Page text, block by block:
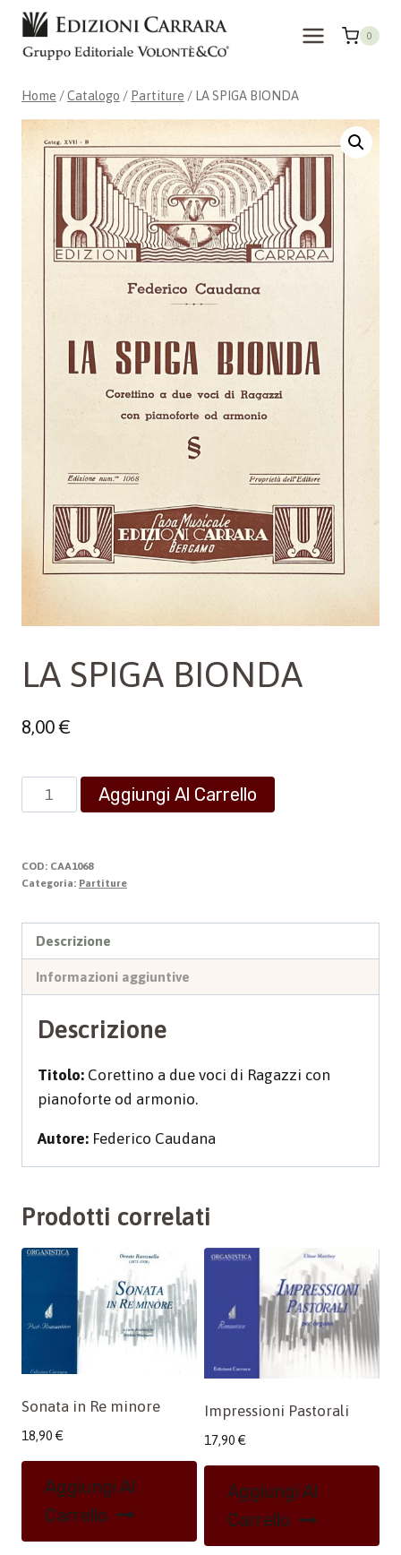
Salta
contenuto
0
Home /Catalogo / Partiture / LA SPIGA BIONDA
LA SPIGA BIONDA
8,00€
SPIGA
quantità
Aggiungi Al Carrello
COD: CAA1068
Categoria: Partiture
Descrizione
Informazioni aggiuntive
Descrizione
Titolo: Corettino a due voci di Ragazzi con
pianoforte od armonio.
Autore: Federico Caudana
Prodotti correlati
Sonata in Re minore
18,90 €
Aggiungi Al
Carrello
Impressioni Pastorali
17,90 €
Aggiungi Al
Carrello